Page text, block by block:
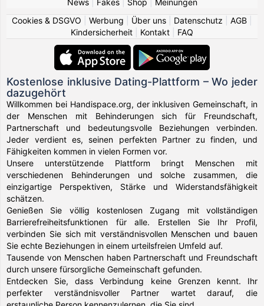
Cookies & DSGVO
Werbung Über uns Datenschutz AGB
Kindersicherheit
Kontakt FAQ
Kostenlose inklusive Dating-Plattform – Wo jeder
dazugehört
Willkommen bei Handispace.org, der inklusiven Gemeinschaft, in
der Menschen mit Behinderungen sich für Freundschaft,
Partnerschaft und bedeutungsvolle Beziehungen verbinden.
Jeder verdient es, seinen perfekten Partner zu finden, und
Fähigkeiten kommen in vielen Formen vor.
Unsere unterstützende Plattform bringt Menschen mit
verschiedenen Behinderungen und solche zusammen, die
einzigartige Perspektiven, Stärke und Widerstandsfähigkeit
schätzen.
Genießen Sie völlig kostenlosen Zugang mit vollständigen
Barrierefreiheitsfunktionen für alle. Erstellen Sie Ihr Profil,
verbinden Sie sich mit verständnisvollen Menschen und bauen
Sie echte Beziehungen in einem urteilsfreien Umfeld auf.
Tausende von Menschen haben Partnerschaft und Freundschaft
durch unsere fürsorgliche Gemeinschaft gefunden.
Entdecken Sie, dass Verbindung keine Grenzen kennt. Ihr
perfekter verständnisvoller Partner wartet darauf, die